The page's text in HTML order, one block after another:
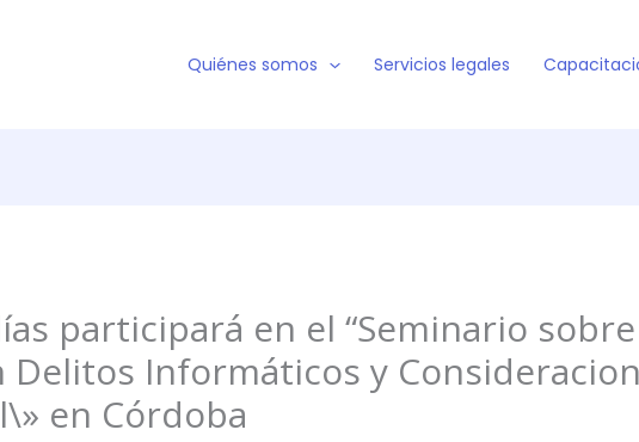
Quiénes somos Servicios legales
participará en el “Seminario
Delitos Informáticos y
en Córdoba